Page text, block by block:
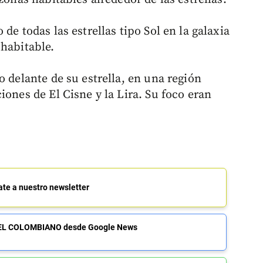
todas las estrellas tipo Sol en la galaxia
delante de su estrella, en una región
de El Cisne y la Lira. Su foco eran
a nuestro newsletter
COLOMBIANO desde Google News